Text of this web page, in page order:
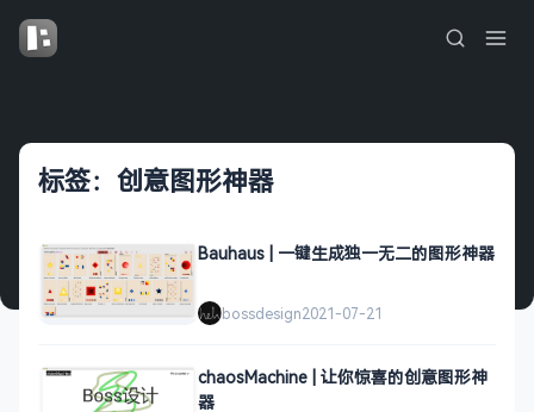
标签：创意图形神器
Bauhaus | 一键生成独一无二的图形神器
bossdesign2021-07-21
chaosMachine | 让你惊喜的创意图形神
器